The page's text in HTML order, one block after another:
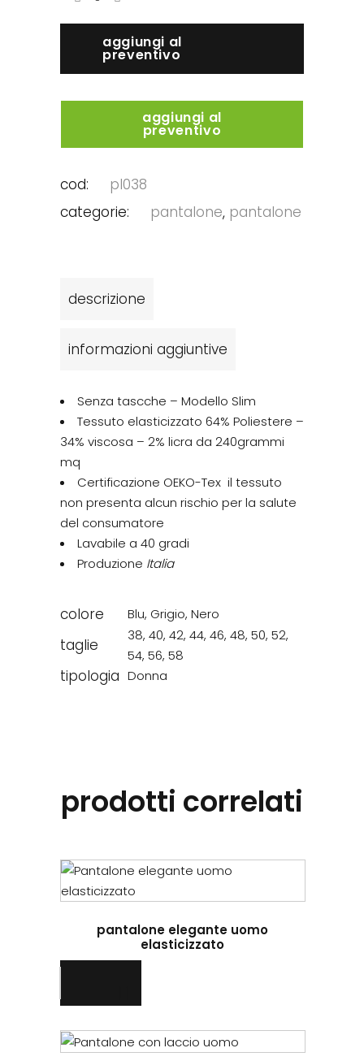
aggiungi al
preventivo
aggiungi al
preventivo
cod:
pl038
categorie:
pantalone, pantalone
descrizione
informazioni aggiuntive
Senza tascche – Modello Slim
Tessuto elasticizzato 64% Poliestere –
34% viscosa – 2% licra da 240grammi
mq
Certificazione OEKO-Tex il tessuto
non presenta alcun rischio per la salute
del consumatore
Lavabile a 40 gradi
Produzione Italia
colore Blu, Grigio, Nero
taglie
38, 40, 42, 44, 46, 48, 50, 52,
54, 56, 58
tipologia Donna
prodotti correlati
Questo
più
varianti.
essere
scelte
pantalone elegante uomo
elasticizzato
Questo